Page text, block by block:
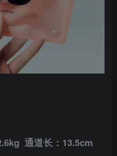
通道长：13.5cm